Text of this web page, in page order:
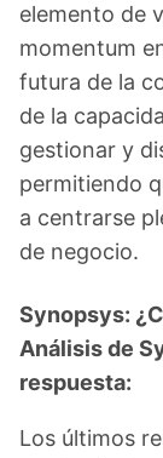
elemento de
momentum
futura de la
de la
gestionar y
permitiendo
a centrarse
de negocio.
Synopsys:
Análisis de
respuesta:
Los últimos